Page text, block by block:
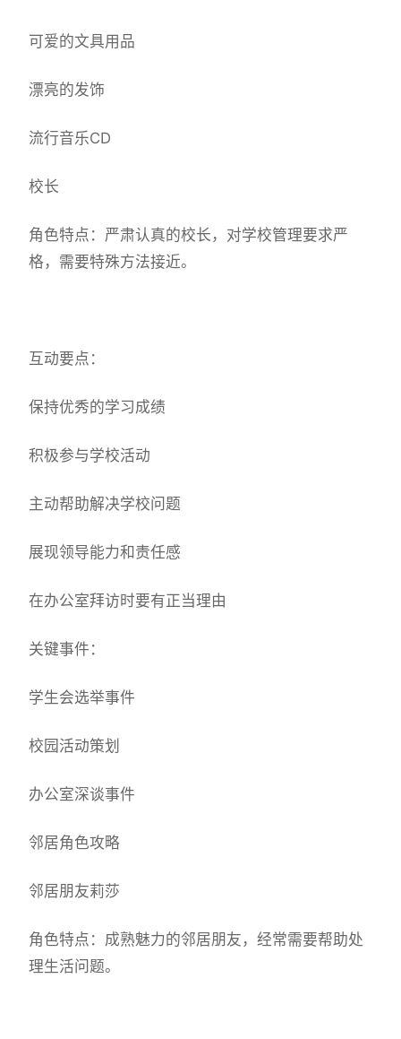
可爱的文具用品
漂亮的发饰
流行音乐CD
校长
角色特点：严肃认真的校长，对学校管理要求严
格，需要特殊方法接近。
互动要点：
保持优秀的学习成绩
积极参与学校活动
主动帮助解决学校问题
展现领导能力和责任感
在办公室拜访时要有正当理由
关键事件：
学生会选举事件
校园活动策划
办公室深谈事件
邻居角色攻略
邻居朋友莉莎
角色特点：成熟魅力的邻居朋友，经常需要帮助处
理生活问题。